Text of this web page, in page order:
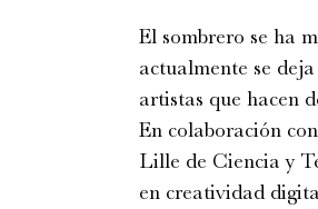
El sombrero se ha
actualmente se
artistas que hacen
En colaboración
Lille de Ciencia y
en creatividad